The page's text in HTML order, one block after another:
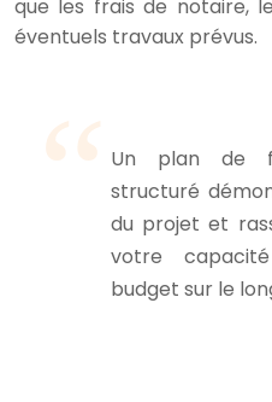
que les frais de notaire,
éventuels travaux prévus.
Un plan de
structuré
du projet et
votre
budget sur le